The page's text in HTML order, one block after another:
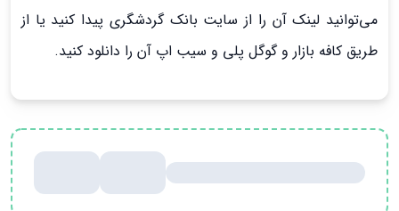
می‌توانید لینک آن را از سایت بانک گردشگری پیدا کنید یا از
طریق کافه بازار و گوگل پلی و سیب اپ آن را دانلود کنید.